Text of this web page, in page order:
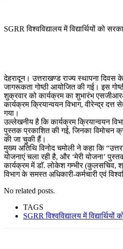
SGRR विश्वविद्यालय में विद्यार्थियों को
देहरादून। उत्तराखण्ड राज्य स्थापना दिवस
जागरूकता गोष्ठी आयोजित की गई। इस
शुक्रवार को कार्यक्रम का शुभारंभ
कार्यक्रम क्रियान्वयन विभाग, वीरेन्द्र
गया।
उल्लेखनीय है कि कार्यक्रम क्रियान्वयन
पुस्तक प्रकाशित की गई, जिनका विमोचन
की जा चुकी हैं।
मुख्य अतिथि विनोद चमोली ने कहा कि
योजनाएं चला रही है, और ‘मेरी योजना’
कार्यक्रम में डाॅ. लोकेश गम्भीर (कुलसचिव,
विभाग के समस्त अधिकारी-कर्मचारी एवं
No related posts.
TAGS
SGRR विश्वविद्यालय में